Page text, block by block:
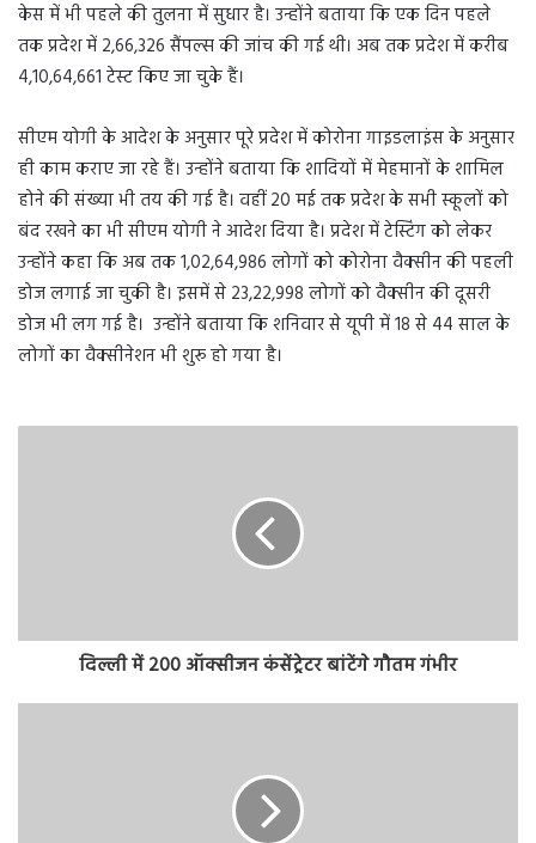
केस में भी पहले की तुलना में सुधार है। उन्होंने बताया कि एक दिन पहले
तक प्रदेश में 2,66,326 सैंपल्स की जांच की गई थी। अब तक प्रदेश में करीब
4,10,64,661 टेस्ट किए जा चुके हैं।
सीएम योगी के आदेश के अनुसार पूरे प्रदेश में कोरोना गाइडलाइंस के अनुसार
ही काम कराए जा रहे हैं। उन्होंने बताया कि शादियों में मेहमानों के शामिल
होने की संख्या भी तय की गई है। वहीं 20 मई तक प्रदेश के सभी स्कूलों को
बंद रखने का भी सीएम योगी ने आदेश दिया है। प्रदेश में टेस्टिंग को लेकर
उन्होंने कहा कि अब तक 1,02,64,986 लोगों को कोरोना वैक्सीन की पहली
डोज लगाई जा चुकी है। इसमें से 23,22,998 लोगों को वैक्सीन की दूसरी
डोज भी लग गई है। उन्होंने बताया कि शनिवार से यूपी में 18 से 44 साल के
लोगों का वैक्सीनेशन भी शुरू हो गया है।
दिल्ली में 200 ऑक्सीजन कंसेंट्रेटर बांटेंगे गौतम गंभीर